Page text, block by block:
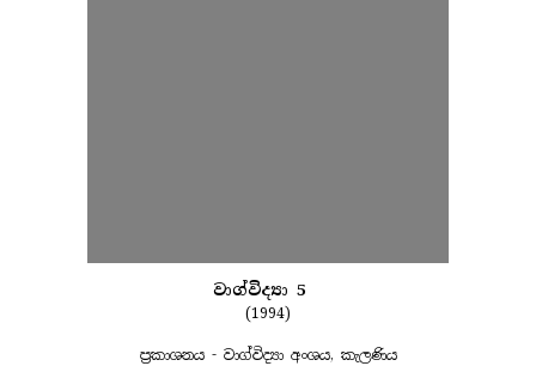
වාග්විද්‍යා 5
(1994)
ප්‍රකාශනය - වාග්විද්‍යා අංශය, කැලණිය